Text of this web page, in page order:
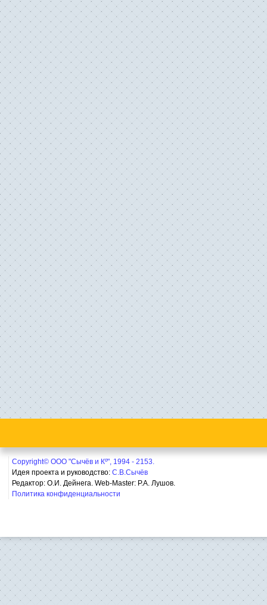
Copyright© ООО "Сычёв и Кº", 1994 - 2153.
Идея проекта и руководство: С.В.Сычёв
Редактор: О.И. Дейнега. Web-Master: Р.А. Лушов.
Политика конфиденциальности